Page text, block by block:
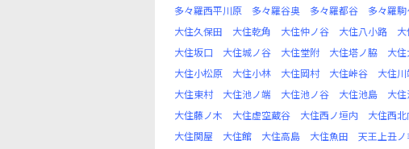
多々羅西平川原
多々羅谷奥 多々羅都谷 多々羅
大住久保田
大住乾角 大住仲ノ谷 大住八小路
大住坂口
大住城ノ谷 大住堂附 大住塔ノ脇 大
大住小松原
大住小林 大住岡村 大住峠谷 大住川
大住東村
大住池ノ端 大住池ノ谷 大住池島 大住
大住藤ノ木
大住虚空蔵谷 大住西ノ垣内 大住西北
大住関屋
大住館 大住高島 大住魚田 天王上丑ノ